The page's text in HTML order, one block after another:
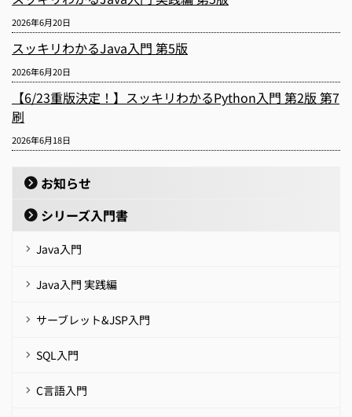
2026年6月20日
スッキリわかるJava入門 第5版
2026年6月20日
【6/23重版決定！】スッキリわかるPython入門 第2版 第7
刷
2026年6月18日
お知らせ
シリーズ入門書
Java入門
Java入門 実践編
サーブレット&JSP入門
SQL入門
C言語入門